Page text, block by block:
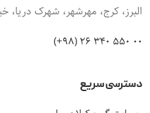
البرز، کرج، مهرشهر، شهرک دریا، خیابان
00 550 340 26 (98+)
دسترسی سریع